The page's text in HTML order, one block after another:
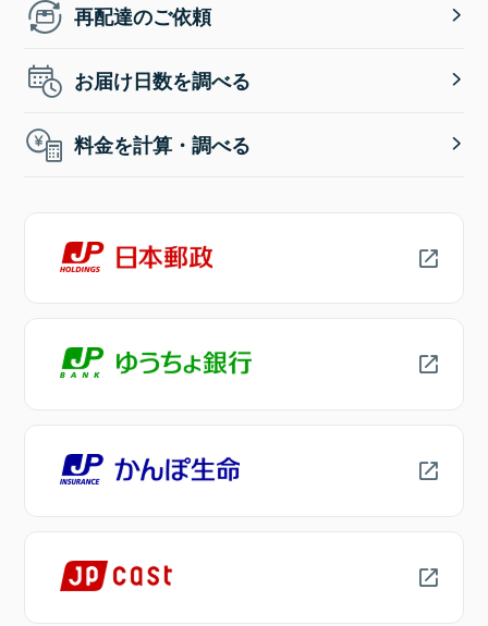
再配達のご依頼
お届け日数を調べる
料金を計算・調べる